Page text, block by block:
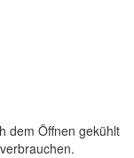
dem Öffnen gekühlt